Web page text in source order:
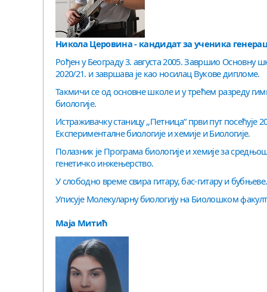
Никола Церовина - кандидат за ученика
Рођен у Београду 3. августа 2005. Завршио Основну
2020/21. и завршава је као носилац Вукове дипломе.
Такмичи се од основне школе и у трећем разреду
биологије.
Истраживачку станицу ,,Петница“ први пут посећује
Експерименталне биологије и хемије и Биологије.
Полазник је Програма биологије и хемије за
генетичко инжењерство.
У слободно време свира гитару, бас-гитару и
Уписује Молекуларну биологију на Биолошком
Маја Митић